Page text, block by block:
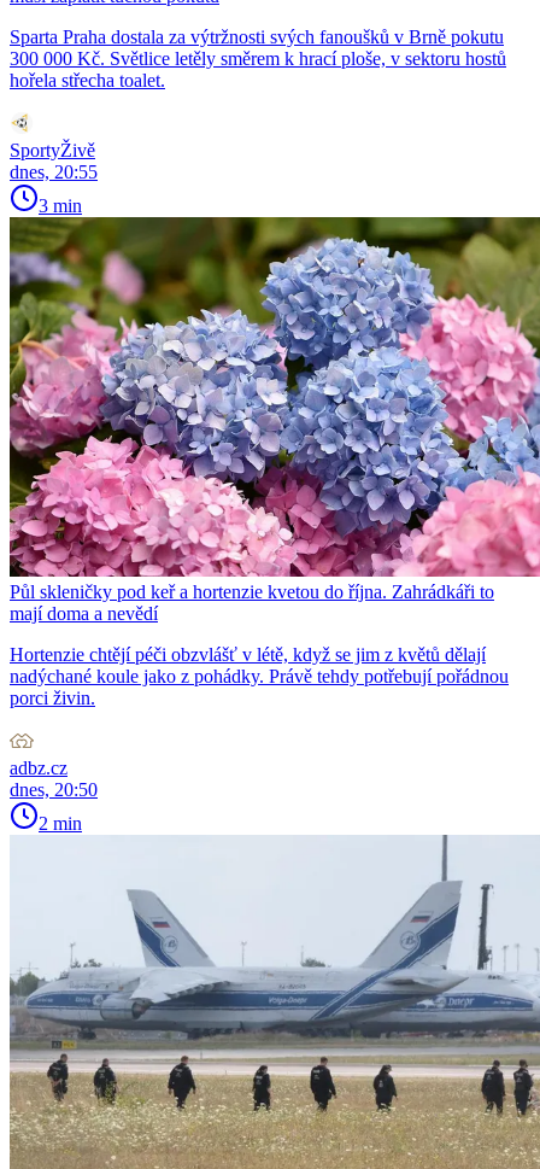
Sparta Praha dostala za výtržnosti svých fanoušků v Brně pokutu
300 000 Kč. Světlice letěly směrem k hrací ploše, v sektoru hostů
hořela střecha toalet.
SportyŽivě
dnes, 20:55
3 min
Půl skleničky pod keř a hortenzie kvetou do října. Zahrádkáři to
mají doma a nevědí
Hortenzie chtějí péči obzvlášť v létě, když se jim z květů dělají
nadýchané koule jako z pohádky. Právě tehdy potřebují pořádnou
porci živin.
adbz.cz
dnes, 20:50
2 min